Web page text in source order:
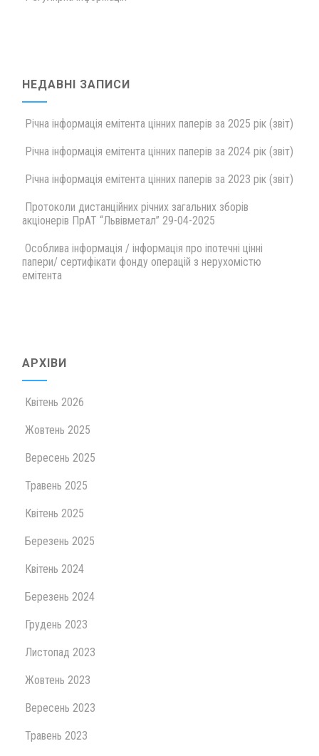
НЕДАВНІ ЗАПИСИ
Річна інформація емітента цінних паперів за 2025 рік (звіт)
Річна інформація емітента цінних паперів за 2024 рік (звіт)
Річна інформація емітента цінних паперів за 2023 рік (звіт)
Протоколи дистанційних річних загальних зборів
акціонерів ПрАТ “Львівметал” 29-04-2025
Особлива інформація / інформація про іпотечні цінні
папери/ сертифікати фонду операцій з нерухомістю
емітента
АРХІВИ
Квітень 2026
Жовтень 2025
Вересень 2025
Травень 2025
Квітень 2025
Березень 2025
Квітень 2024
Березень 2024
Грудень 2023
Листопад 2023
Жовтень 2023
Вересень 2023
Травень 2023